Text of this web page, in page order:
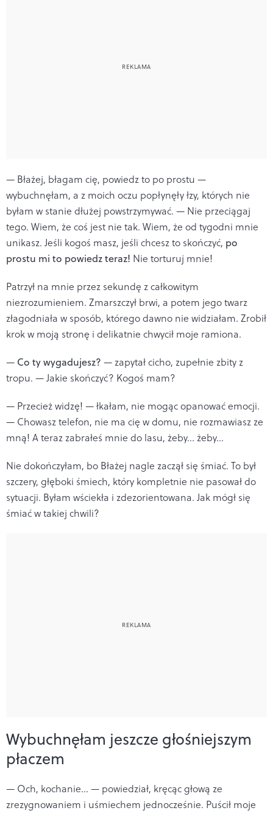
— Błażej, błagam cię, powiedz to po prostu —
wybuchnęłam, a z moich oczu popłynęły łzy, których nie
byłam w stanie dłużej powstrzymywać. — Nie przeciągaj
tego. Wiem, że coś jest nie tak. Wiem, że od tygodni mnie
unikasz. Jeśli kogoś masz, jeśli chcesz to skończyć, po
prostu mi to powiedz teraz! Nie torturuj mnie!
Patrzył na mnie przez sekundę z całkowitym
niezrozumieniem. Zmarszczył brwi, a potem jego twarz
złagodniała w sposób, którego dawno nie widziałam. Zrobił
krok w moją stronę i delikatnie chwycił moje ramiona.
— Co ty wygadujesz? — zapytał cicho, zupełnie zbity z
tropu. — Jakie skończyć? Kogoś mam?
— Przecież widzę! — łkałam, nie mogąc opanować emocji.
— Chowasz telefon, nie ma cię w domu, nie rozmawiasz ze
mną! A teraz zabrałeś mnie do lasu, żeby... żeby...
Nie dokończyłam, bo Błażej nagle zaczął się śmiać. To był
szczery, głęboki śmiech, który kompletnie nie pasował do
sytuacji. Byłam wściekła i zdezorientowana. Jak mógł się
śmiać w takiej chwili?
Wybuchnęłam jeszcze głośniejszym
płaczem
— Och, kochanie... — powiedział, kręcąc głową ze
zrezygnowaniem i uśmiechem jednocześnie. Puścił moje